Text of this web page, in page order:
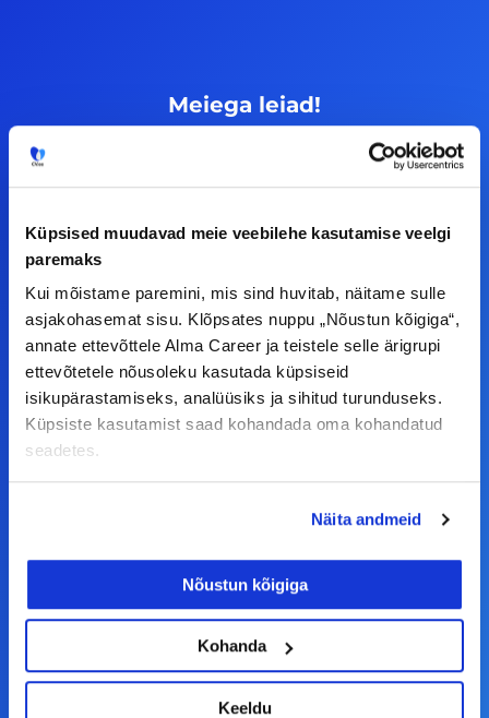
Küpsised muudavad meie veebilehe kasutamise veelgi
paremaks
Kui mõistame paremini, mis sind huvitab, näitame sulle
asjakohasemat sisu. Klõpsates nuppu „Nõustun kõigiga“,
annate ettevõttele Alma Career ja teistele selle ärigrupi
ettevõtetele nõusoleku kasutada küpsiseid
isikupärastamiseks, analüüsiks ja sihitud turunduseks.
Küpsiste kasutamist saad kohandada oma kohandatud
seadetes.
Näita andmeid
Nõustun kõigiga
Kohanda
Keeldu
Meiega leiad!
Tööelublogi.ee lehelt leiad kõik vajaliku, et olla
kursis tööturu uudistega. Kui sul on
teha koostööd, siis võta meiega julgelt ühendust.
F
a
c
e
o
k
f
I
n
s
t
g
a
m
L
i
n
k
d
n
Y
o
u
t
b
e
© Alma Career Estonia OÜ
Aktiveeri tööpakkumiste teavitus
KKK
Kasutustingimused
Tööandjale